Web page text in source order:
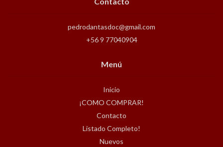
pedrodantasdoc@gmail.com
+56 9 77040904
Menú
Inicio
¡COMO COMPRAR!
Contacto
Listado Completo!
Nuevos